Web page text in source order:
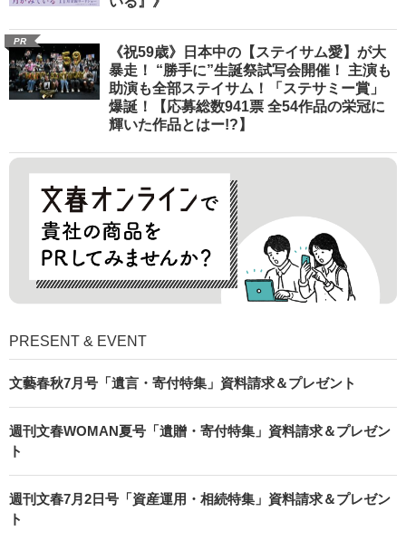
PR
《祝59歳》日本中の【ステイサム愛】が大
暴走！ “勝手に”生誕祭試写会開催！ 主演も
助演も全部ステイサム！「ステサミー賞」
爆誕！【応募総数941票 全54作品の栄冠に
輝いた作品とはー!?】
PRESENT & EVENT
文藝春秋7月号「遺言・寄付特集」資料請求＆プレゼント
週刊文春WOMAN夏号「遺贈・寄付特集」資料請求＆プレゼン
ト
週刊文春7月2日号「資産運用・相続特集」資料請求＆プレゼン
ト